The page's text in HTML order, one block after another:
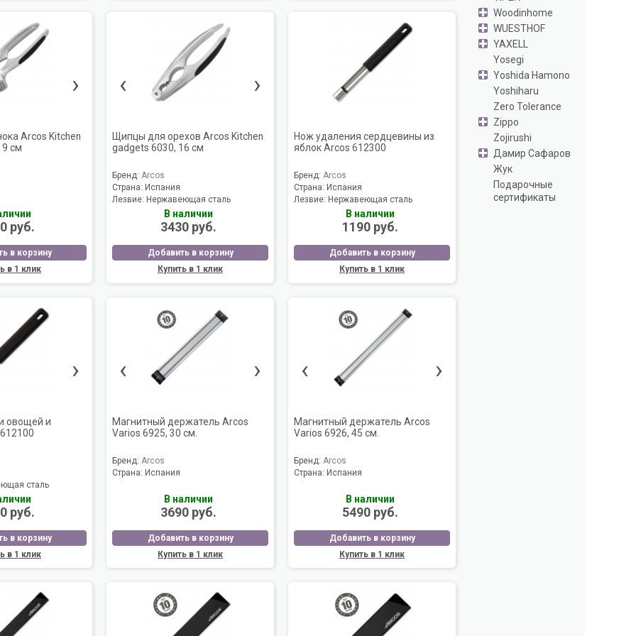
Woodinhome
WUESTHOF
YAXELL
Yosegi
Yoshida Hamono
Yoshiharu
Zero Tolerance
Zippo
Zojirushi
Дамир Сафаров
Жук
Подарочные
сертификаты
›
Arcos Kitchen
cм
руб.
в корзину
в 1 клик
›
‹
Щипцы для орехов Arcos Kitchen
gadgets 6030, 16 cм
Бренд: Arcos
Страна: Испания
Лезвие: Нержавеющая сталь
В наличии
3430 руб.
Добавить в корзину
Купить в 1 клик
Нож удаления сердцевины из
яблок Arcos 612300
Бренд: Arcos
Страна: Испания
Лезвие: Нержавеющая сталь
В наличии
1190 руб.
Добавить в корзину
Купить в 1 клик
›
овощей и
сталь
руб.
в корзину
в 1 клик
›
‹
Магнитный держатель Arcos
Varios 6925, 30 см.
Бренд: Arcos
Страна: Испания
В наличии
3690 руб.
Добавить в корзину
Купить в 1 клик
›
‹
Магнитный держатель Arcos
Varios 6926, 45 см.
Бренд: Arcos
Страна: Испания
В наличии
5490 руб.
Добавить в корзину
Купить в 1 клик